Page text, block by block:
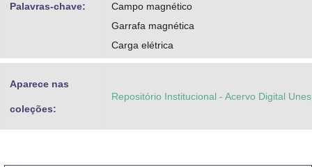
Palavras-chave:
Campo magnético
Garrafa magnética
Carga elétrica
Aparece nas
coleções:
Repositório Institucional - Acervo Digital